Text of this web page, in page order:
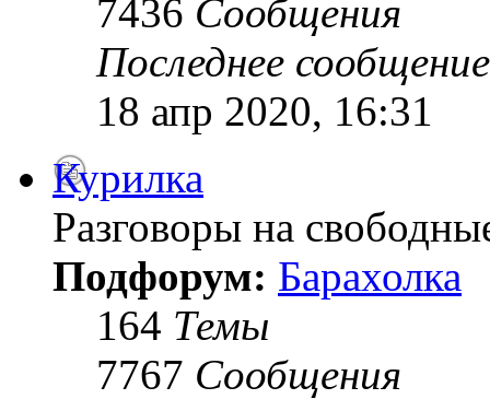
7436 Сообщения
Последнее сообщение
18 апр 2020, 16:31
Курилка
Разговоры на
Подфорум: Барахолка
164 Темы
7767 Сообщения